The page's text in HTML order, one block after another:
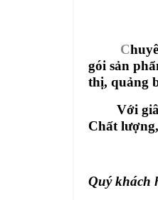
C
gói sản
thị, quảng
Với giây
Chất
Quý khách